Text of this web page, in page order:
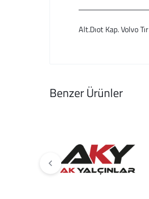
Alt.Dıot Kap. Volvo Tır
Benzer Ürünler